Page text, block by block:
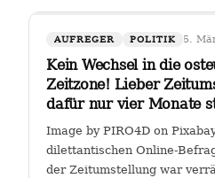
AUFREGER POLITIK 5.
Kein Wechsel in die
Zeitzone! Lieber
dafür nur vier Monate
Image by PIRO4D on
dilettantischen Online-
der Zeitumstellung war